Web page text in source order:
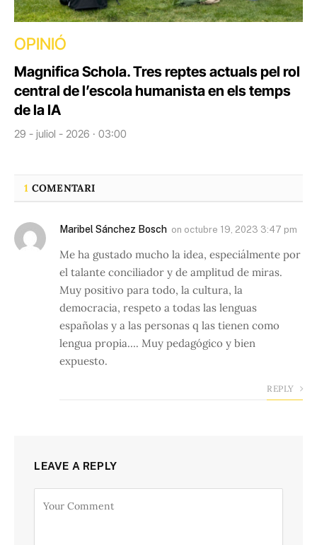
OPINIÓ
Magnifica Schola. Tres reptes actuals pel rol
central de l’escola humanista en els temps
de la IA
29 - juliol - 2026 · 03:00
1 COMENTARI
Maribel Sánchez Bosch on octubre 19, 2023 3:47 pm
Me ha gustado mucho la idea, especiálmente por
el talante conciliador y de amplitud de miras.
Muy positivo para todo, la cultura, la
democracia, respeto a todas las lenguas
españolas y a las personas q las tienen como
lengua propia…. Muy pedagógico y bien
expuesto.
REPLY
LEAVE A REPLY